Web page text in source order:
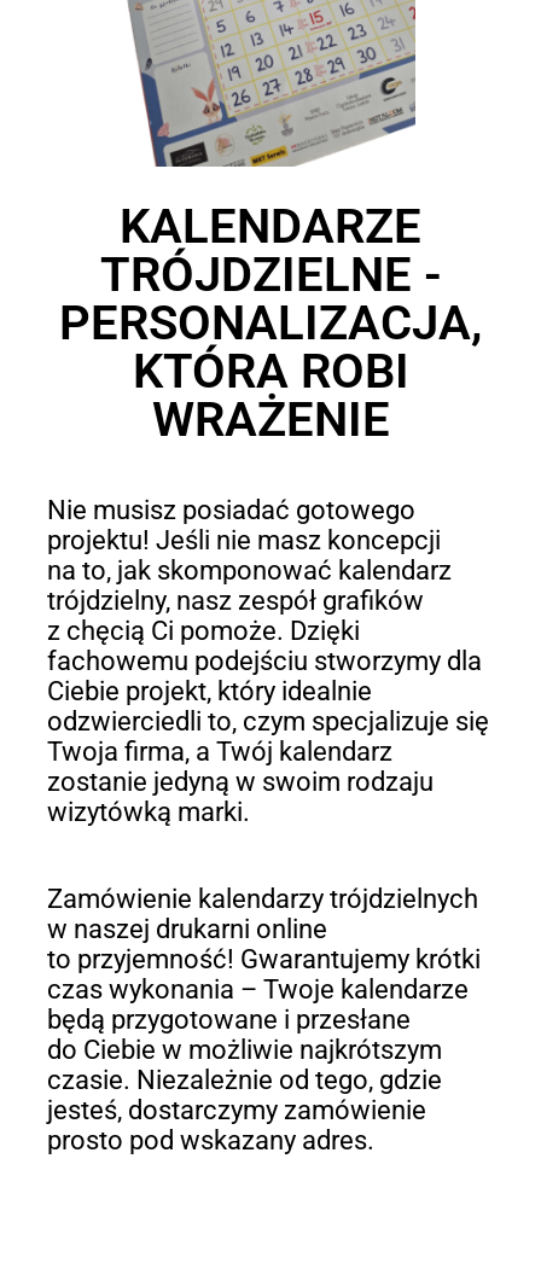
KALENDARZE
TRÓJDZIELNE -
PERSONALIZACJA,
KTÓRA ROBI
WRAŻENIE
Nie musisz posiadać gotowego
projektu! Jeśli nie masz koncepcji
na to, jak skomponować kalendarz
trójdzielny, nasz zespół grafików
z chęcią Ci pomoże. Dzięki
fachowemu podejściu stworzymy dla
Ciebie projekt, który idealnie
odzwierciedli to, czym specjalizuje się
Twoja firma, a Twój kalendarz
zostanie jedyną w swoim rodzaju
wizytówką marki.
Zamówienie kalendarzy trójdzielnych
w naszej drukarni online
to przyjemność! Gwarantujemy krótki
czas wykonania – Twoje kalendarze
będą przygotowane i przesłane
do Ciebie w możliwie najkrótszym
czasie. Niezależnie od tego, gdzie
jesteś, dostarczymy zamówienie
prosto pod wskazany adres.